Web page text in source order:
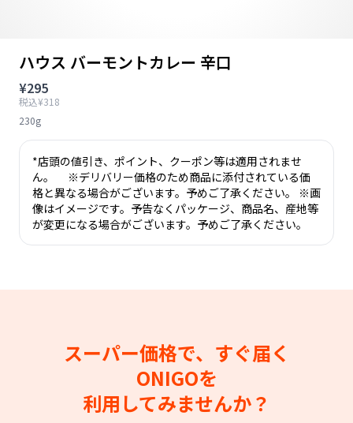
ハウス バーモントカレー 辛口
¥295
税込¥318
230g
*店頭の値引き、ポイント、クーポン等は適用されませ
ん。 ※デリバリー価格のため商品に添付されている価
格と異なる場合がございます。予めご了承ください。 ※画
像はイメージです。予告なくパッケージ、商品名、産地等
が変更になる場合がございます。予めご了承ください。
スーパー価格で、すぐ届く
ONIGOを
利用してみませんか？